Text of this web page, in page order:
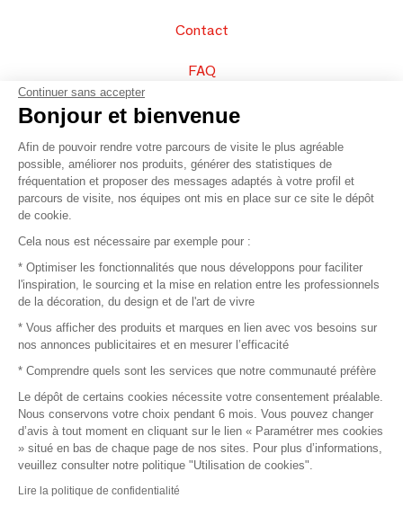
Contact
FAQ
Vendez vos produits
Plan du site
© 2016 –Organisation SAFI
Recrutement
Mentions légales
Conditions commerciales
Continuer sans accepter
Bonjour et bienvenue
Afin de pouvoir rendre votre parcours de visite le plus agréable
possible, améliorer nos produits, générer des statistiques de
fréquentation et proposer des messages adaptés à votre profil et
parcours de visite, nos équipes ont mis en place sur ce site le dépôt
de cookie.
Cela nous est nécessaire par exemple pour :
* Optimiser les fonctionnalités que nous développons pour faciliter
l'inspiration, le sourcing et la mise en relation entre les professionnels
de la décoration, du design et de l'art de vivre
* Vous afficher des produits et marques en lien avec vos besoins sur
nos annonces publicitaires et en mesurer l’efficacité
* Comprendre quels sont les services que notre communauté préfère
Le dépôt de certains cookies nécessite votre consentement préalable.
Nous conservons votre choix pendant 6 mois. Vous pouvez changer
d’avis à tout moment en cliquant sur le lien « Paramétrer mes cookies
» situé en bas de chaque page de nos sites. Pour plus d’informations,
veuillez consulter notre politique "Utilisation de cookies".
Lire la politique de confidentialité